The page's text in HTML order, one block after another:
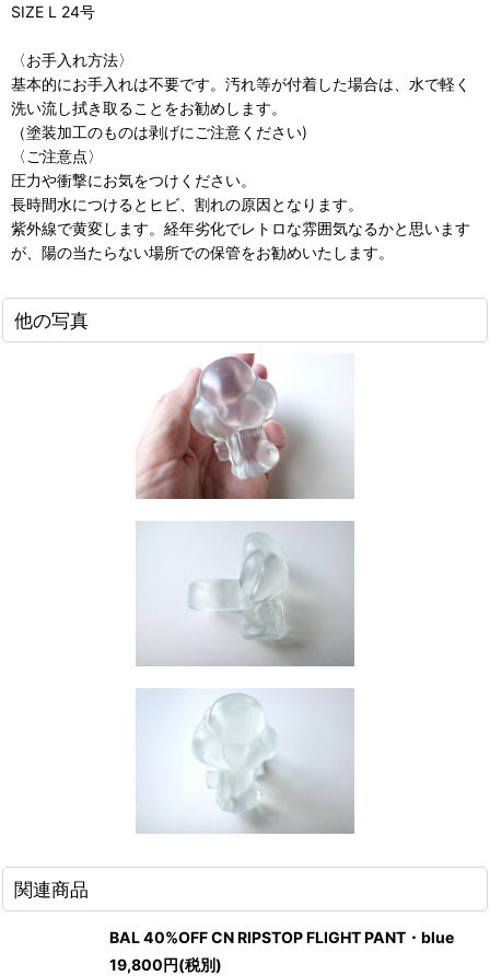
SIZE L 24号
〈お手入れ方法〉
基本的にお手入れは不要です。汚れ等が付着した場合は、水で軽く
洗い流し拭き取ることをお勧めします。
（塗装加工のものは剥げにご注意ください)
〈ご注意点〉
圧力や衝撃にお気をつけください。
長時間水につけるとヒビ、割れの原因となります。
紫外線で黄変します。経年劣化でレトロな雰囲気なるかと思います
が、陽の当たらない場所での保管をお勧めいたします。
他の写真
関連商品
BAL 40%OFF CN RIPSTOP FLIGHT PANT・blue
19,800円(税別)